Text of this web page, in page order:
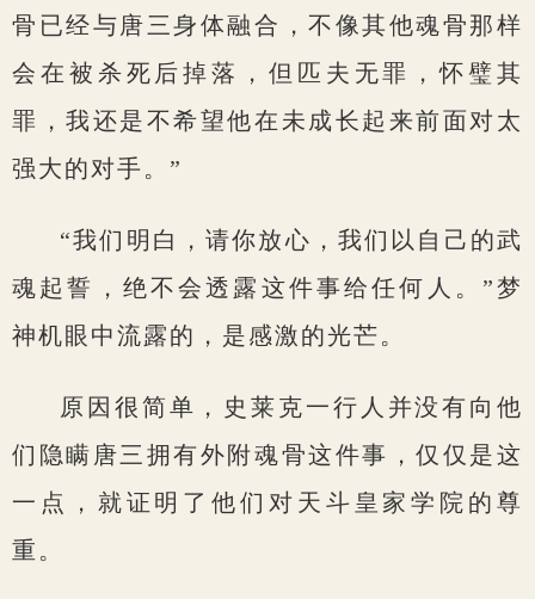
骨已经与唐三身体融合，不像其他魂骨那样
会在被杀死后掉落，但匹夫无罪，怀璧其
罪，我还是不希望他在未成长起来前面对太
强大的对手。”
“我们明白，请你放心，我们以自己的武
魂起誓，绝不会透露这件事给任何人。”梦
神机眼中流露的，是感激的光芒。
原因很简单，史莱克一行人并没有向他
们隐瞒唐三拥有外附魂骨这件事，仅仅是这
一点，就证明了他们对天斗皇家学院的尊
重。